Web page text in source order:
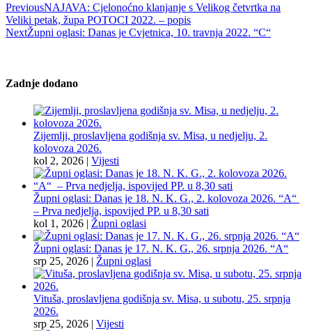
PreviousNAJAVA: Cjelonoćno klanjanje s Velikog četvrtka na
Veliki petak, župa POTOCI 2022. – popis
NextŽupni oglasi: Danas je Cvjetnica, 10. travnja 2022. “C“
Zadnje dodano
Zijemlji, proslavljena godišnja sv. Misa, u nedjelju, 2.
kolovoza 2026.
kol 2, 2026 | Vijesti
Župni oglasi: Danas je 18. N. K. G., 2. kolovoza 2026. “A“
– Prva nedjelja, ispovijed PP. u 8,30 sati
kol 1, 2026 | Župni oglasi
Župni oglasi: Danas je 17. N. K. G., 26. srpnja 2026. “A“
srp 25, 2026 | Župni oglasi
Vituša, proslavljena godišnja sv. Misa, u subotu, 25. srpnja
2026.
srp 25, 2026 | Vijesti